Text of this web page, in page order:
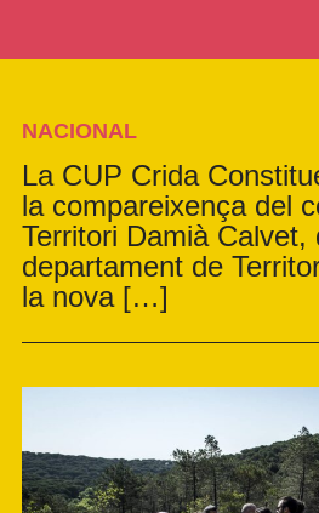
NACIONAL
La CUP Crida
la compareixença del
Territori Damià Calvet,
departament de
la nova […]